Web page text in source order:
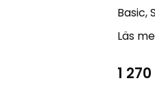
Basic,
Läs
1 270